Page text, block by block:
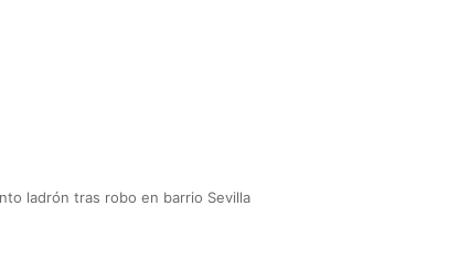
ladrón tras robo en barrio Sevilla